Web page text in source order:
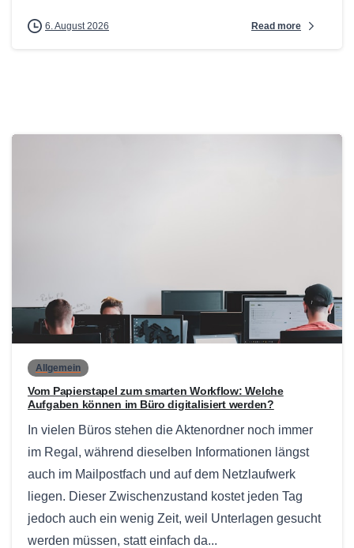
6. August 2026 Read more
0
Allgemein
Vom Papierstapel zum smarten Workflow: Welche
Aufgaben können im Büro digitalisiert werden?
In vielen Büros stehen die Aktenordner noch immer
im Regal, während dieselben Informationen längst
auch im Mailpostfach und auf dem Netzlaufwerk
liegen. Dieser Zwischenzustand kostet jeden Tag
jedoch auch ein wenig Zeit, weil Unterlagen gesucht
werden müssen, statt einfach da...